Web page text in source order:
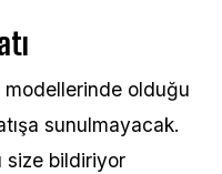
olduğu
sunulmayacak.
size bildiriyor